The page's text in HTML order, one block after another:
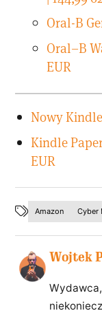
Oral-B
Oral–B
EUR
Nowy
Kindle
EUR
Amazon Cyber
Wojtek